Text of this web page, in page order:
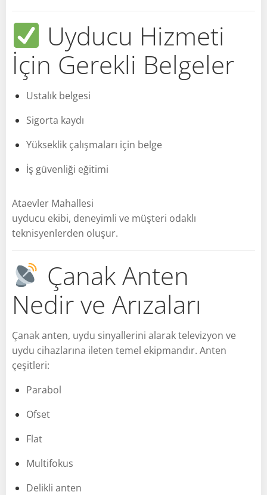
Uyducu Hizmeti
İçin Gerekli Belgeler
Ustalık belgesi
Sigorta kaydı
Yükseklik çalışmaları için belge
İş güvenliği eğitimi
Ataevler Mahallesi
uyducu ekibi, deneyimli ve müşteri odaklı
teknisyenlerden oluşur.
Çanak Anten
Nedir ve Arızaları
Çanak anten, uydu sinyallerini alarak televizyon ve
uydu cihazlarına ileten temel ekipmandır. Anten
çeşitleri:
Parabol
Ofset
Flat
Multifokus
Delikli anten